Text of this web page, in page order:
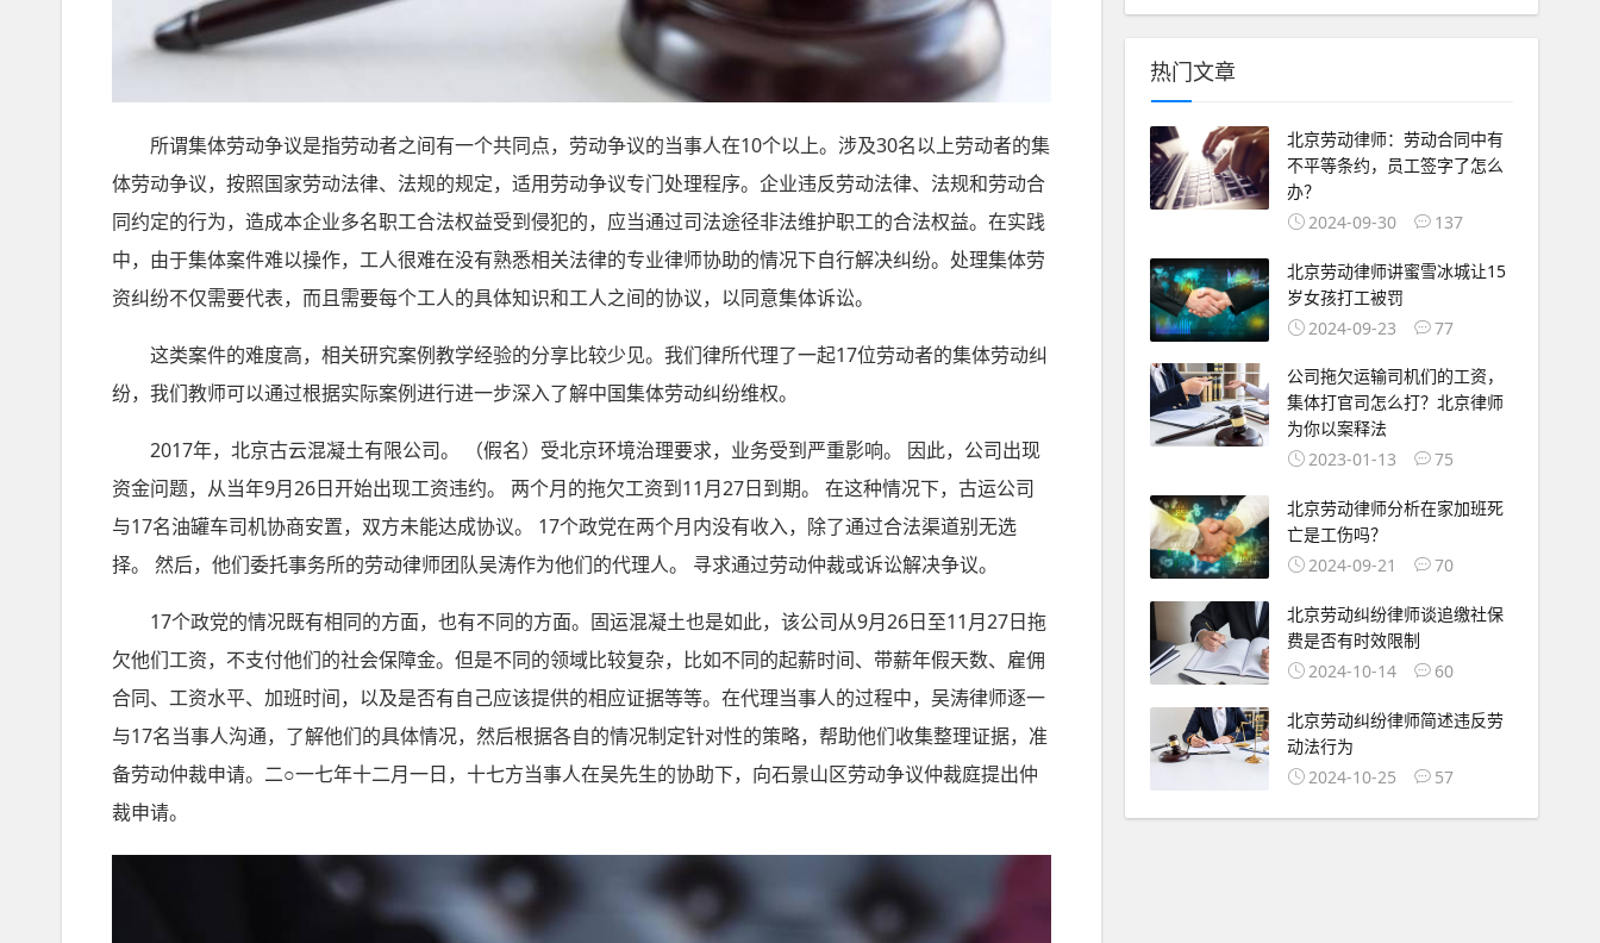
所谓集体劳动争议是指劳动者之间有一个共同点，劳动争议的当事人在10个以上。涉及30名以上劳动者的集
体劳动争议，按照国家劳动法律、法规的规定，适用劳动争议专门处理程序。企业违反劳动法律、法规和劳动合
同约定的行为，造成本企业多名职工合法权益受到侵犯的，应当通过司法途径非法维护职工的合法权益。在实践
中，由于集体案件难以操作，工人很难在没有熟悉相关法律的专业律师协助的情况下自行解决纠纷。处理集体劳
资纠纷不仅需要代表，而且需要每个工人的具体知识和工人之间的协议，以同意集体诉讼。
这类案件的难度高，相关研究案例教学经验的分享比较少见。我们律所代理了一起17位劳动者的集体劳动纠
纷，我们教师可以通过根据实际案例进行进一步深入了解中国集体劳动纠纷维权。
2017年，北京古云混凝土有限公司。 （假名）受北京环境治理要求，业务受到严重影响。 因此，公司出现
资金问题，从当年9月26日开始出现工资违约。 两个月的拖欠工资到11月27日到期。 在这种情况下，古运公司
与17名油罐车司机协商安置，双方未能达成协议。 17个政党在两个月内没有收入，除了通过合法渠道别无选
择。 然后，他们委托事务所的劳动律师团队吴涛作为他们的代理人。 寻求通过劳动仲裁或诉讼解决争议。
17个政党的情况既有相同的方面，也有不同的方面。固运混凝土也是如此，该公司从9月26日至11月27日拖
欠他们工资，不支付他们的社会保障金。但是不同的领域比较复杂，比如不同的起薪时间、带薪年假天数、雇佣
合同、工资水平、加班时间，以及是否有自己应该提供的相应证据等等。在代理当事人的过程中，吴涛律师逐一
与17名当事人沟通，了解他们的具体情况，然后根据各自的情况制定针对性的策略，帮助他们收集整理证据，准
备劳动仲裁申请。二○一七年十二月一日，十七方当事人在吴先生的协助下，向石景山区劳动争议仲裁庭提出仲
裁申请。
热门文章
北京劳动律师：劳动合同中有
不平等条约，员工签字了怎么
办？
2024-09-30
137
北京劳动律师讲蜜雪冰城让15
岁女孩打工被罚
2024-09-23
77
公司拖欠运输司机们的工资，
集体打官司怎么打？北京律师
为你以案释法
2023-01-13
75
北京劳动律师分析在家加班死
亡是工伤吗？
2024-09-21
70
北京劳动纠纷律师谈追缴社保
费是否有时效限制
2024-10-14
60
北京劳动纠纷律师简述违反劳
动法行为
2024-10-25
57